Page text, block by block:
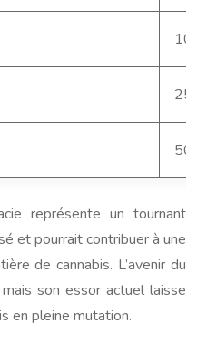
représente un tournant
et pourrait contribuer à une
de cannabis. L’avenir du
son essor actuel laisse
en pleine mutation.